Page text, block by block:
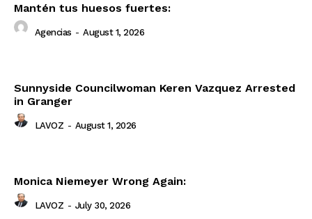
Mantén tus huesos fuertes:
Agencias - August 1, 2026
Sunnyside Councilwoman Keren Vazquez Arrested
in Granger
LAVOZ - August 1, 2026
Monica Niemeyer Wrong Again:
LAVOZ - July 30, 2026